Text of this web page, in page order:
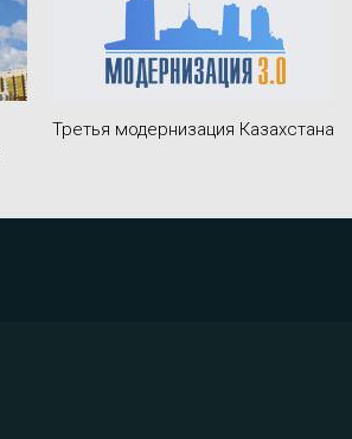
Третья модернизация Казахстана